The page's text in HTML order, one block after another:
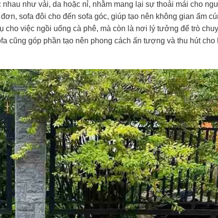
như vải, da hoặc nỉ, nhằm mang lại sự thoải mái cho
sofa đôi cho đến sofa góc, giúp tạo nên không gian ấm
cho việc ngồi uống cà phê, mà còn là nơi lý tưởng để trò
cũng góp phần tạo nên phong cách ấn tượng và thu hút cho